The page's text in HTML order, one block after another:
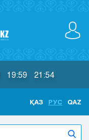
19:59 21:54
ҚАЗ РУС QAZ